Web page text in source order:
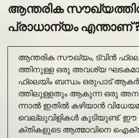
ആന്തരിക
പ്രാധാന്യം എന്താണ്
ആന്തരിക സൗഖ്യം, ട്വിൻ
ത്തിനുള്ള ഒരു അവശ്യ
ഫ്ലെയിം ബന്ധം ഒരുപാട്
ത്തിലുള്ളതും ആകുന്ന ഒരു
ന്നാൽ ഇതിൽ കഴിയാൻ
വെല്ലുവിളികൾ കൂടിയുണ്ട്.
ക്തികളുടെ ആത്മാവിനെ